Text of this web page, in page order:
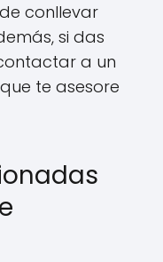
conllevar
si das
a un
te asesore